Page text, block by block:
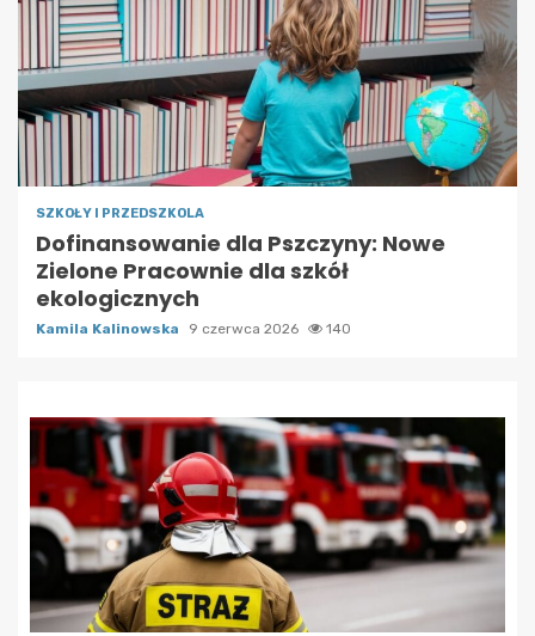
SZKOŁY I PRZEDSZKOLA
Dofinansowanie dla Pszczyny: Nowe
Zielone Pracownie dla szkół
ekologicznych
Kamila Kalinowska 9 czerwca 2026 140